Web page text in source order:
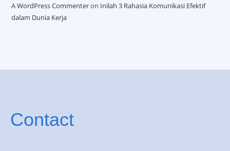
A WordPress Commenteron Inilah 3 Rahasia Komunikasi Efektif
dalam Dunia Kerja
Contact